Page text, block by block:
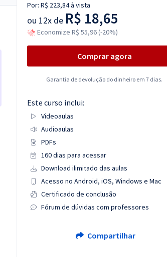
Por: R$ 223,84à vista
ou 12x de R$ 18,65
Economize R$ 55,96 (-20%)
Comprar agora
Garantia de devolução do dinheiro em 7 dias.
Este curso inclui:
Videoaulas
Audioaulas
PDFs
160 dias para acessar
Download ilimitado das aulas
Acesso no Android, iOS, Windows e Mac
Certificado de conclusão
Fórum de dúvidas com professores
Compartilhar